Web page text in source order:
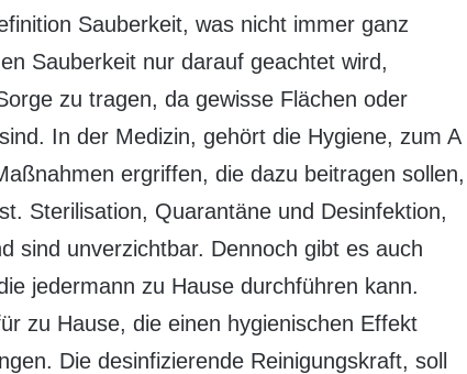
Sauberkeit, was nicht immer ganz
Sauberkeit nur darauf geachtet wird,
zu tragen, da gewisse Flächen oder
In der Medizin, gehört die Hygiene, zum A
ergriffen, die dazu beitragen sollen,
Sterilisation, Quarantäne und Desinfektion,
sind unverzichtbar. Dennoch gibt es auch
jedermann zu Hause durchführen kann.
zu Hause, die einen hygienischen Effekt
Die desinfizierende Reinigungskraft, soll